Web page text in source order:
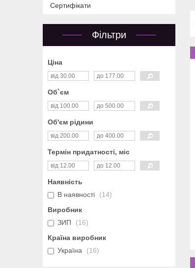
Сертифікати
Фільтри
Ціна
Об`єм
Об'єм рідини
Термін придатності, міс
Наявність
В наявності
14
Виробник
ЗИП
16
Країна виробник
Україна
16